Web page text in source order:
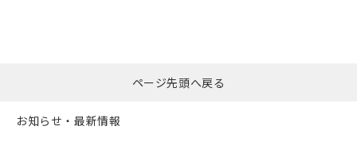
ページ先頭へ戻る
お知らせ・最新情報